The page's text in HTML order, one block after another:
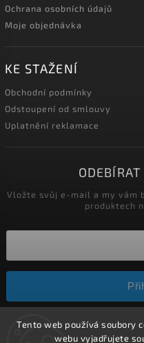
Tento web používá soubory
webu vyjadřujete
Ochrana osobních údajů
Moje objednávka
KE STAŽENÍ
Obchodní podmínky
Odstoupení od smlouvy
Uplatnění reklamace
Vložte svůj e-mail a my vám
produktech
Copyright 2026